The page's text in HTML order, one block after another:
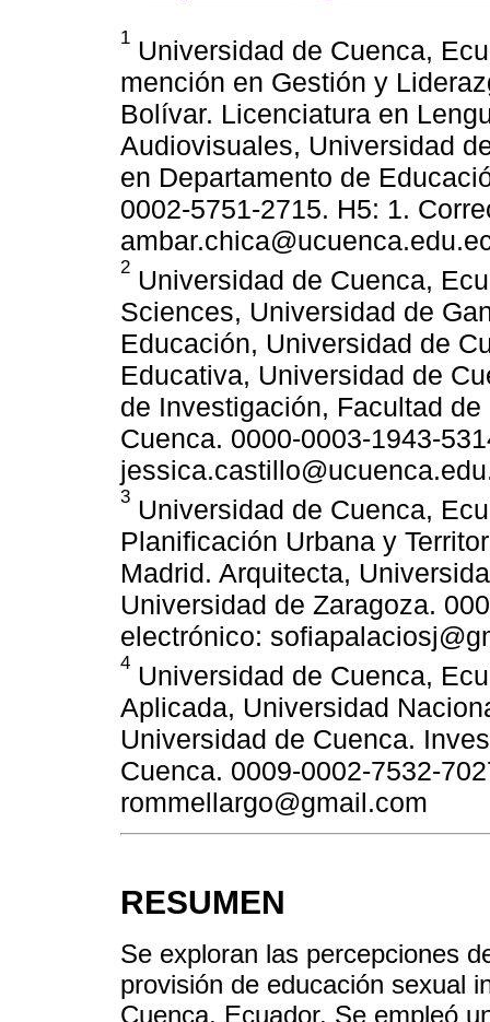
1 Universidad de Cuenca,
mención en Gestión y
Bolívar. Licenciatura en
Audiovisuales, Universidad
en Departamento de
0002-5751-2715. H5: 1.
2 Universidad de Cuenca,
Sciences, Universidad de
Educación, Universidad de
Educativa, Universidad de
de Investigación, Facultad
Cuenca. 0000-0003-1943-
3 Universidad de Cuenca,
Planificación Urbana y
Madrid. Arquitecta,
Universidad de Zaragoza.
electrónico:
4 Universidad de Cuenca,
Aplicada, Universidad
Universidad de Cuenca.
Cuenca. 0009-0002-7532-
rommellargo@gmail.com
RESUMEN
Se exploran las percepciones
provisión de educación sexual
Cuenca, Ecuador. Se empleó